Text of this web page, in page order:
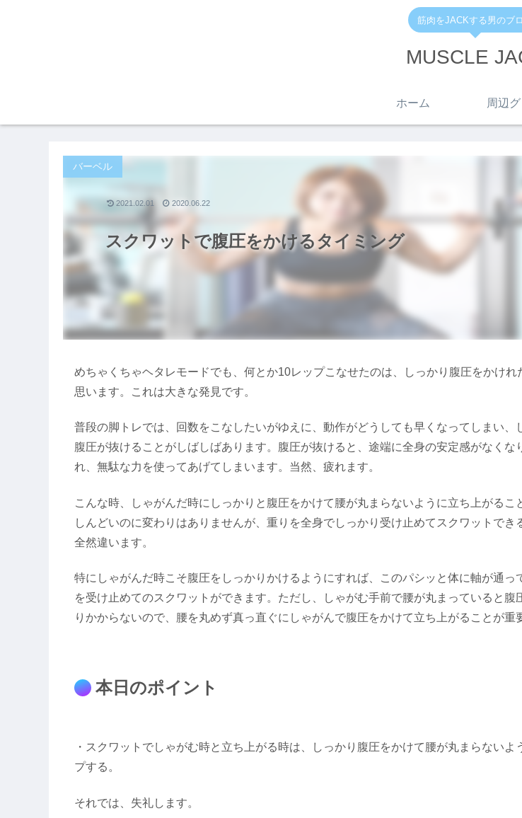
筋肉をJACKする男のブ
MUSCLE
ホーム 周辺
スクワットで腹圧をかけるタイミング
バーベル
2021.02.01 2020.06.22
めちゃくちゃヘタレモードでも、何とか10レップこなせたのは、しっかり腹圧をかけれ
思います。これは大きな発見です。
普段の脚トレでは、回数をこなしたいがゆえに、動作がどうしても早くなってしまい、
腹圧が抜けることがしばしばあります。腹圧が抜けると、途端に全身の安定感がなくな
れ、無駄な力を使ってあげてしまいます。当然、疲れます。
こんな時、しゃがんだ時にしっかりと腹圧をかけて腰が丸まらないように立ち上がるこ
しんどいのに変わりはありませんが、重りを全身でしっかり受け止めてスクワットでき
全然違います。
特にしゃがんだ時こそ腹圧をしっかりかけるようにすれば、このパシッと体に軸が通っ
を受け止めてのスクワットができます。ただし、しゃがむ手前で腰が丸まっていると腹
りかからないので、腰を丸めず真っ直ぐにしゃがんで腹圧をかけて立ち上がることが重
本日のポイント
・スクワットでしゃがむ時と立ち上がる時は、しっかり腹圧をかけて腰が丸まらないよ
プする。
それでは、失礼します。